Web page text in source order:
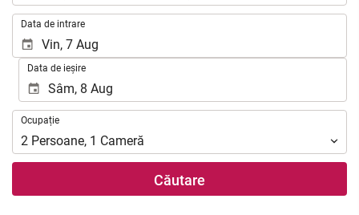
Data de intrare
Data de ieșire
Ocupație
Ocupație
2 Persoane, 1 Cameră
Căutare